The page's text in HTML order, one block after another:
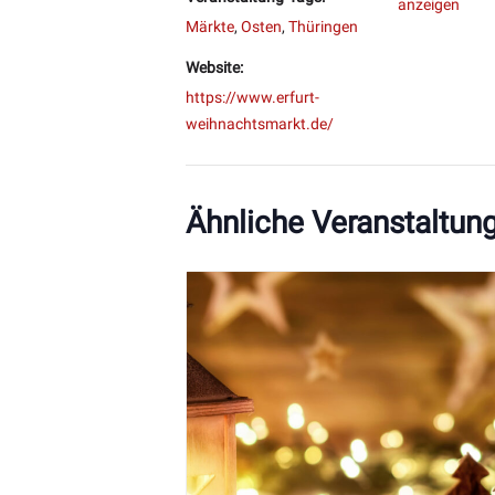
Märkte, Osten, Thüringen
Website:
https://www.erfurt-
weihnachtsmarkt.de/
anzeigen
Ähnliche